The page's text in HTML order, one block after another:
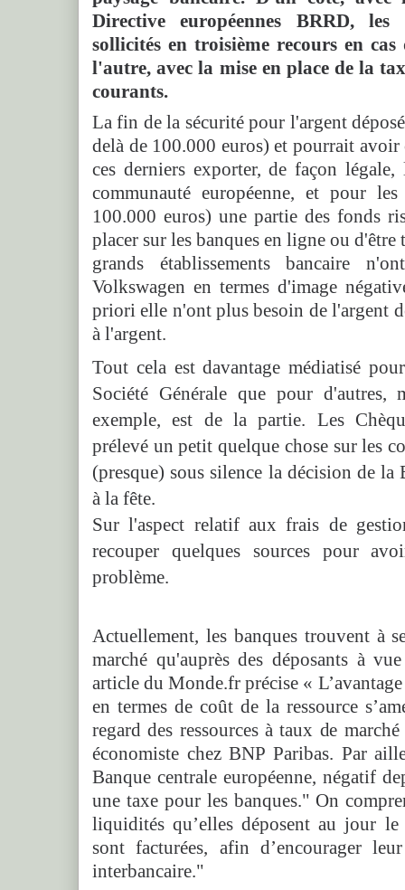
Directive européennes BRRD,
sollicités en troisième recours en
l'autre, avec la mise en place de la
courants.
La fin de la sécurité pour l'argent
delà de 100.000 euros) et pourrait avoir
ces derniers exporter, de façon
communauté européenne, et pour
100.000 euros) une partie des fonds
placer sur les banques en ligne ou
grands établissements bancaire
Volkswagen en termes d'image
priori elle n'ont plus besoin de l'argent
à l'argent.
Tout cela est davantage médiatisé
Société Générale que pour
exemple, est de la partie. Les
prélevé un petit quelque chose sur les
(presque) sous silence la décision de la
à la fête.
Sur l'aspect relatif aux frais de
recouper quelques sources pour
problème.
Actuellement, les banques trouvent à
marché qu'auprès des déposants à
article du Monde.fr précise «
en termes de coût de la ressource
regard des ressources à taux de
économiste chez BNP Paribas. Par
Banque centrale européenne, négatif
une taxe pour les banques." On
liquidités qu’elles déposent au jour
sont facturées, afin d’encourager
interbancaire."